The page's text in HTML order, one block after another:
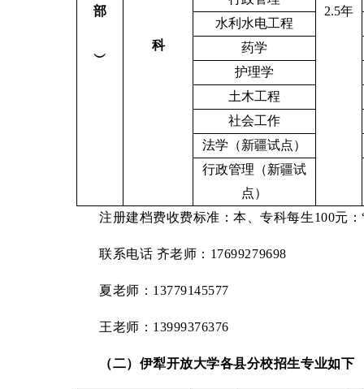
部
︶
科
2.5年
水利水电工程
药学
护理学
土木工程
社会工作
法学（新疆试点）
行政管理（新疆试
点）
注册建档费收费标准：本、专科每生100元：
联系电话 齐老师： 17699279698
夏老师： 13779145577
王老师： 13999376376
（二）伊犁开放大学各县分校招生专业如下